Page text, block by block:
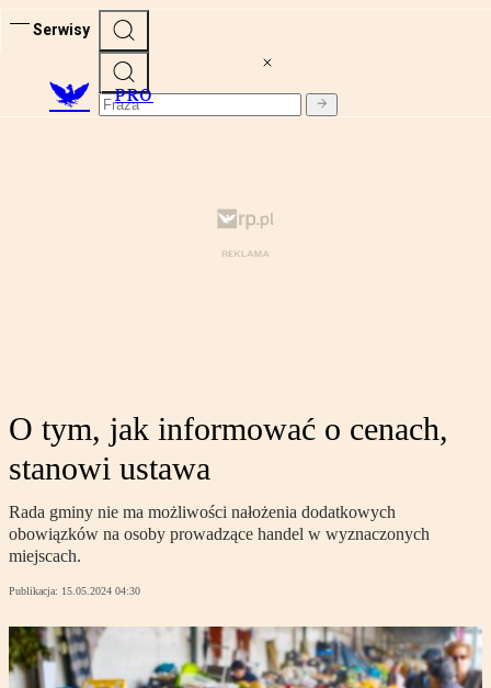
Serwisy
PRO
O tym, jak informować o cenach,
stanowi ustawa
Rada gminy nie ma możliwości nałożenia dodatkowych
obowiązków na osoby prowadzące handel w wyznaczonych
miejscach.
Publikacja: 15.05.2024 04:30